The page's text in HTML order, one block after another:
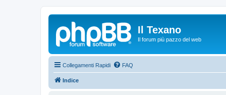
Il Texano
Il forum più pazzo del web
Collegamenti Rapidi FAQ
Indice